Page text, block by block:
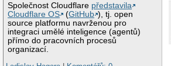
Společnost Cloudflare představila
Cloudflare OS
(GitHub ), tj. open
source platformu navrženou pro
integraci umělé inteligence (agentů)
přímo do pracovních procesů
organizací.